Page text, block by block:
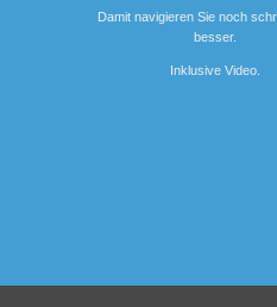
Damit navigieren Sie noch
besser.
Inklusive Video.